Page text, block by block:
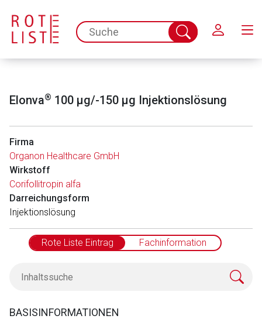
spc.search.input.placeholder
Suche
abschicken
Elonva® 100 μg/-150 μg Injektionslösung
Firma
Organon Healthcare GmbH
Wirkstoff
Corifollitropin alfa
Darreichungsform
In­jektionslösung
Rote Liste Eintrag Fachinformation
BASISINFORMATIONEN